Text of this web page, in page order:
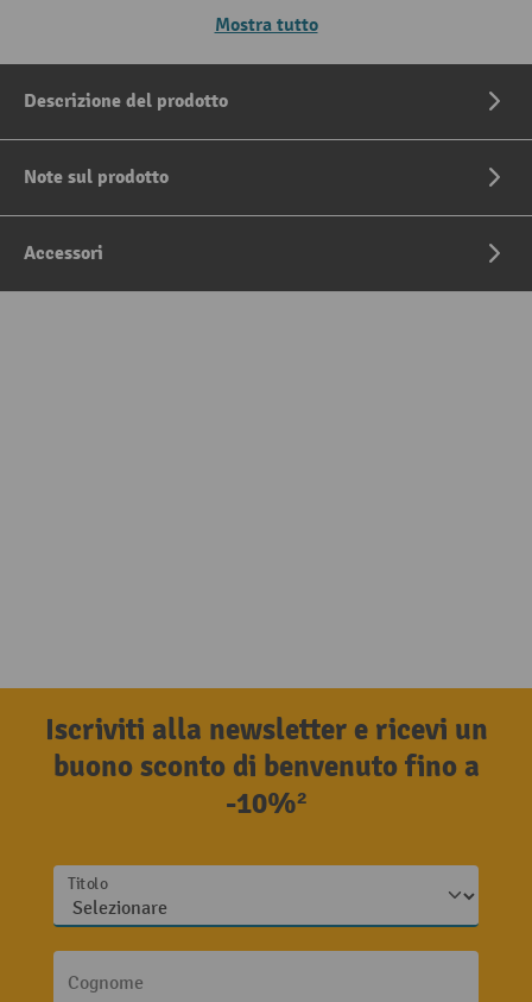
Mostra tutto
Descrizione del prodotto
Note sul prodotto
Accessori
Iscriviti alla newsletter e ricevi un
buono sconto di benvenuto fino a
-10%²
Titolo
Cognome